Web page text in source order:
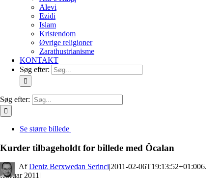
Alevi
Ezidi
Islam
Kristendom
Øvrige religioner
Zarathustrianisme
KONTAKT
Søg efter:
Søg efter:
Se større billede
Kurder tilbageholdt for billede med Öcalan
By Deniz Berxwedan Serinci|2011-02-06T19:13:52+01:006.
februar 2011|